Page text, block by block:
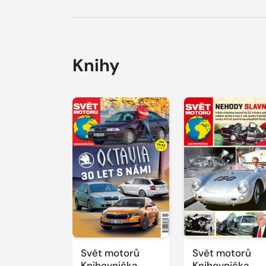
Knihy
Svět motorů
Svět motorů